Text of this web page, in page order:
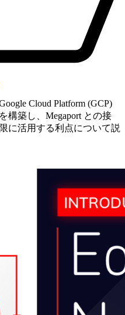
Cloud Platform (GCP)
構築し、Megaport との接
に活用する利点について説